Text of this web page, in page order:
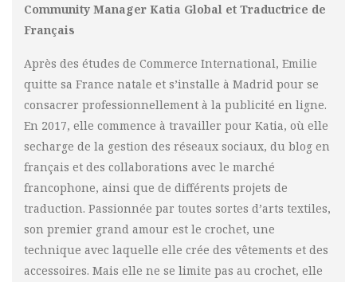
Community Manager Katia Global et Traductrice de
Français
Après des études de Commerce International, Emilie
quitte sa France natale et s’installe à Madrid pour se
consacrer professionnellement à la publicité en ligne.
En 2017, elle commence à travailler pour Katia, où elle
secharge de la gestion des réseaux sociaux, du blog en
français et des collaborations avec le marché
francophone, ainsi que de différents projets de
traduction. Passionnée par toutes sortes d’arts textiles,
son premier grand amour est le crochet, une
technique avec laquelle elle crée des vêtements et des
accessoires. Mais elle ne se limite pas au crochet, elle